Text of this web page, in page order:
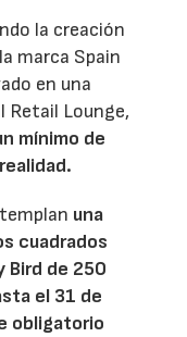
la creación
marca Spain
en una
Lounge,
mínimo de
una
cuadrados
Bird de 250
el 31 de
obligatorio